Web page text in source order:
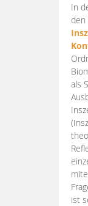
In
den
als
ist